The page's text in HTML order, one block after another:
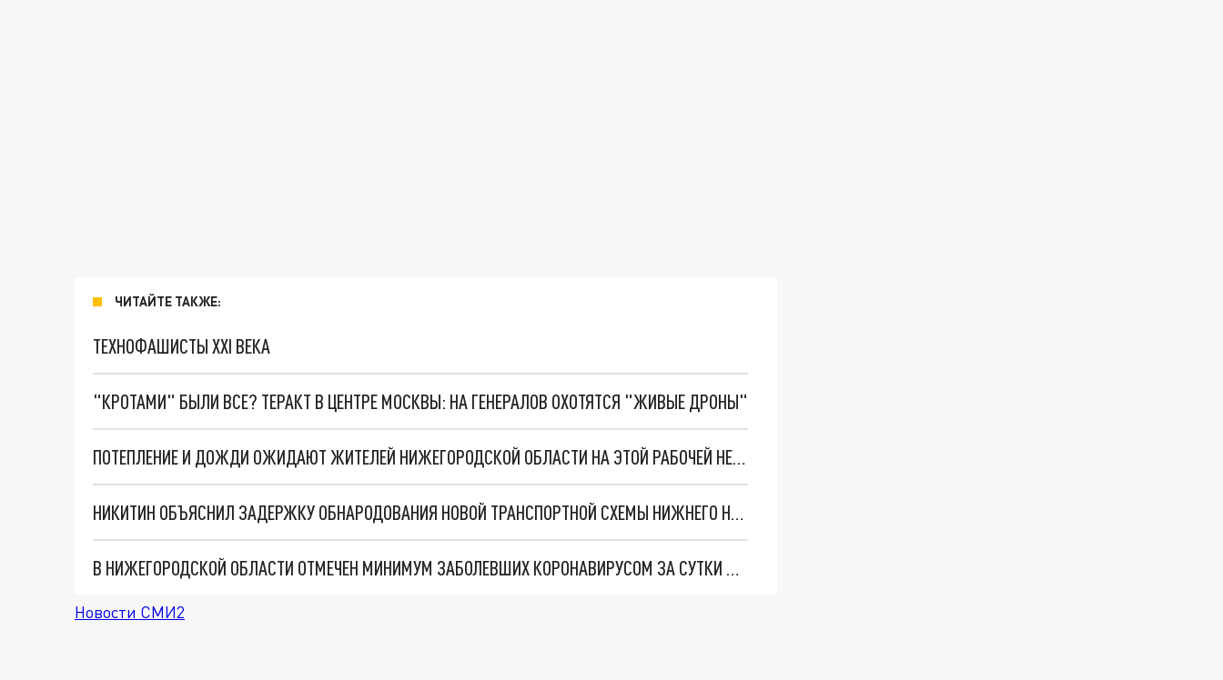
ЧИТАЙТЕ ТАКЖЕ:
ТЕХНОФАШИСТЫ XXI ВЕКА
"КРОТАМИ" БЫЛИ ВСЕ? ТЕРАКТ В ЦЕНТРЕ МОСКВЫ: НА ГЕНЕРАЛОВ ОХОТЯТСЯ "ЖИВЫЕ ДРОНЫ"
ПОТЕПЛЕНИЕ И ДОЖДИ ОЖИДАЮТ ЖИТЕЛЕЙ НИЖЕГОРОДСКОЙ ОБЛАСТИ НА ЭТОЙ РАБОЧЕЙ НЕДЕЛЕ
НИКИТИН ОБЪЯСНИЛ ЗАДЕРЖКУ ОБНАРОДОВАНИЯ НОВОЙ ТРАНСПОРТНОЙ СХЕМЫ НИЖНЕГО НОВГОРОДА
В НИЖЕГОРОДСКОЙ ОБЛАСТИ ОТМЕЧЕН МИНИМУМ ЗАБОЛЕВШИХ КОРОНАВИРУСОМ ЗА СУТКИ С НАЧАЛА ГОДА
Новости СМИ2